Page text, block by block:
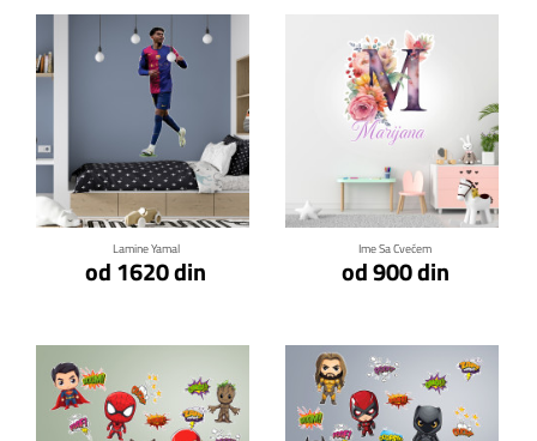
Lamine Yamal
od 1620 din
Klikni za detalje
Ime Sa Cvećem
od 900 din
Klikni za detalje